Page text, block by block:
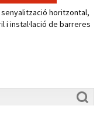
horitzontal,
i instal·lació de barreres